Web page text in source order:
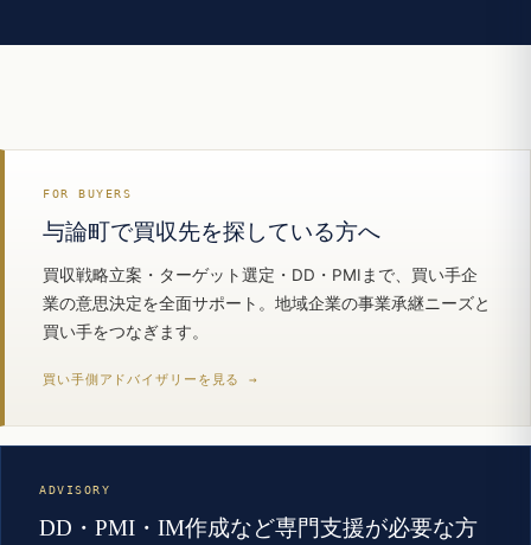
FOR BUYERS
与論町で買収先を探している方へ
買収戦略立案・ターゲット選定・DD・PMIまで、買い手企
業の意思決定を全面サポート。地域企業の事業承継ニーズと
買い手をつなぎます。
買い手側アドバイザリーを見る →
ADVISORY
DD・PMI・IM作成など専門支援が必要な方